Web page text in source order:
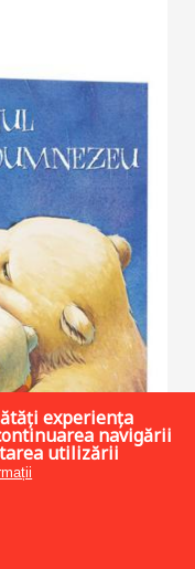
experiența
navigării
utilizării